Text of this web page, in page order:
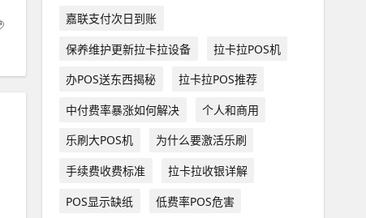
嘉联支付次日到账
保养维护更新拉卡拉设备
拉卡拉POS机
办POS送东西揭秘
拉卡拉POS推荐
中付费率暴涨如何解决
个人和商用
乐刷大POS机
为什么要激活乐刷
手续费收费标准
拉卡拉收银详解
POS显示缺纸
低费率POS危害